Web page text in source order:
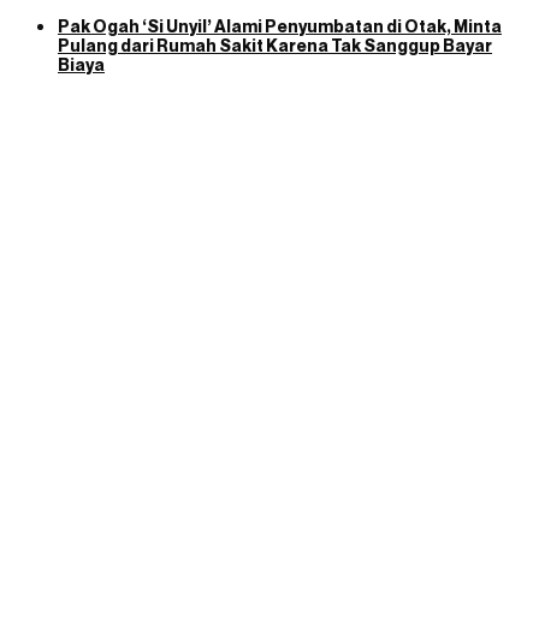
Pak Ogah ‘Si Unyil’ Alami Penyumbatan di Otak, Minta
Pulang dari Rumah Sakit Karena Tak Sanggup Bayar
Biaya